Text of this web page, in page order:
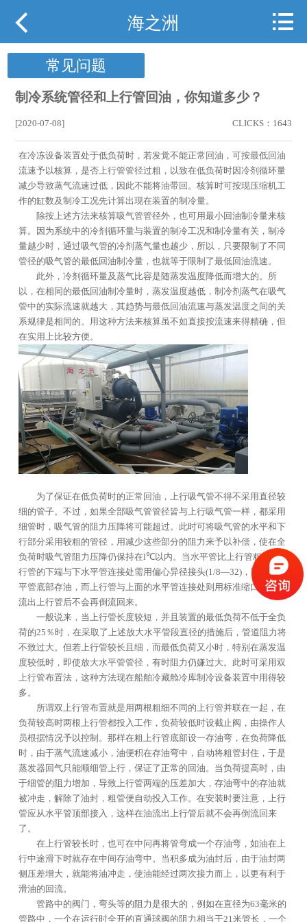
产品展示
行业案例
行业动态
下载中心
用户现场
携手海之洲
联系我们
 海之洲 
常见问题
制冷系统管径和上行管回油，你知道多少？
CLICKS：1643
[2020-07-08]
在冷冻设备装置处于低负荷时，若发觉不能正常回油，可按最低回油
流速予以核算，是否上行管管径过粗，以致在低负荷时因冷剂循环量
减少导致蒸气流速过低，因此不能将油带回。核算时可按现压缩机工
作的缸数及制冷工况先计算出现在装置的制冷量。
除按上述方法来核算吸气管管径外，也可用最小回油制冷量来核
算。因为系统中的冷剂循环量与装置的制冷工况和制冷量有关，制冷
量越少时，通过吸气管的冷剂蒸气量也越少，所以，只要限制了不同
管径的吸气管的最低回油制冷量，也就等于限制了最低回油流速。
此外，冷剂循环量及蒸气比容是随蒸发温度降低而增大的。所
以，在相同的最低回油制冷量时，蒸发温度越低，制冷剂蒸气在吸气
管中的实际流速就越大，其趋势与最低回油流速与蒸发温度之间的关
系规律是相同的。用这种方法来核算虽不如直接按流速来得精确，但
在实用上比较方便。
为了保证在低负荷时的正常回油，上行吸气管不得不采用直径较
细的管子。不过，如果全部吸气管管径皆与上行吸气管一样，都采用
细管时，吸气管的阻力压降将可能超过。此时可将吸气管的水平和下
行部分采用较粗的管径，用减少这些部分的阻力来予以补偿，使在全
负荷时吸气管阻力压降仍保持在l℃以内。当水平管比上行管粗时，上
行管的下端与下水平管连接处需用偏心异径接头(1/8—32)，以防在水
平管底部存油，而上行管与上面的水平管连接处则用标准缩口，使油
流出上行管后不会再倒流回来。
一般说来，当上行管长度较短，并且装置的最低负荷不低于全负
荷的25％时，在采取了上述放大水平管段直径的措施后，管道阻力将
不致过大。但若上行管较长且细，而最低负荷又小时，特别在蒸发温
度较低时，即使放大水平管管径，有时阻力仍嫌过大。此时可采用双
上行管布置法，这种方法现在船舶冷藏舱冷库制冷设备装置中用得较
多。
所谓双上行管布置就是用两根粗细不同的上行管并联在一起，在
负荷较高时两根上行管都投入工作，负荷较低时设截止阀，由操作人
员根据情况予以控制。那样在粗上行管底部设一存油弯，在负荷降低
时，由于蒸气流速减小，油便积在存油弯中，自动将粗管封住，于是
蒸发器回气只能顺细管上行，保证了正常的回油。当负荷提高时，由
于细管的阻力增加，导致上行管两端的压差加大，存油弯中的存油就
被冲走，解除了油封，粗管便自动投入工作。在安装时要注意，上行
管应从水平管顶部接入，这样在油流出上行管后就不会再倒流回来
了。
在上行管较长时，也可在中问再将管弯成一个存油弯，如油在上
行中途滑下时就存在中间存油弯中。当积多成为油封后，由于油封两
侧压差增大，就能将油冲走，使油能经过两次接力而上，以更有利于
滑油的回流。
管路中的阀门，弯头等的阻力是很大的，例如在直径为63毫米的
管路中，一个在运行时全开的直通球阀的阻力相当于21米管长，一个